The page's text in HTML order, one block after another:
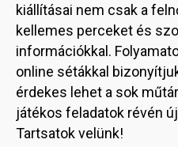
kiállításai nem csak a
kellemes perceket és
információkkal.
online sétákkal
érdekes lehet a sok
játékos feladatok révén
Tartsatok velünk!